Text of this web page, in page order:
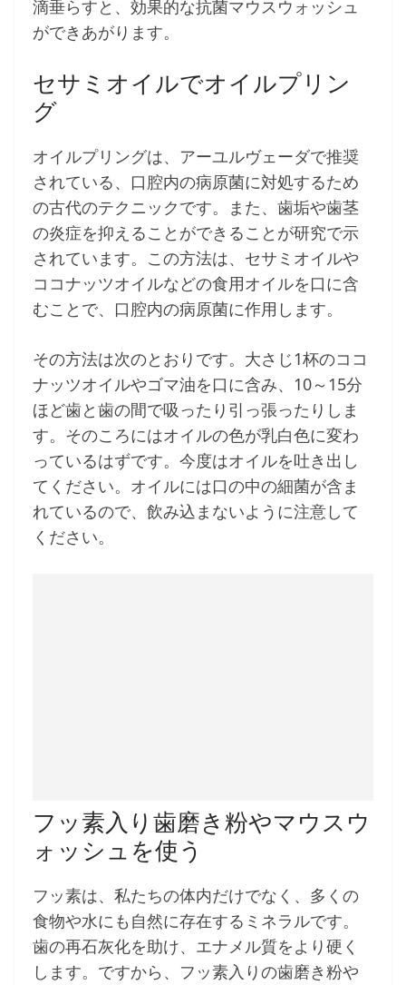
滴垂らすと、効果的な抗菌マウスウォッシュ
ができあがります。
セサミオイルでオイルプリン
グ
オイルプリングは、アーユルヴェーダで推奨
されている、口腔内の病原菌に対処するため
の古代のテクニックです。また、歯垢や歯茎
の炎症を抑えることができることが研究で示
されています。この方法は、セサミオイルや
ココナッツオイルなどの食用オイルを口に含
むことで、口腔内の病原菌に作用します。
その方法は次のとおりです。大さじ1杯のココ
ナッツオイルやゴマ油を口に含み、10～15分
ほど歯と歯の間で吸ったり引っ張ったりしま
す。そのころにはオイルの色が乳白色に変わ
っているはずです。今度はオイルを吐き出し
てください。オイルには口の中の細菌が含ま
れているので、飲み込まないように注意して
ください。
フッ素入り歯磨き粉やマウスウ
ォッシュを使う
フッ素は、私たちの体内だけでなく、多くの
食物や水にも自然に存在するミネラルです。
歯の再石灰化を助け、エナメル質をより硬く
します。ですから、フッ素入りの歯磨き粉や